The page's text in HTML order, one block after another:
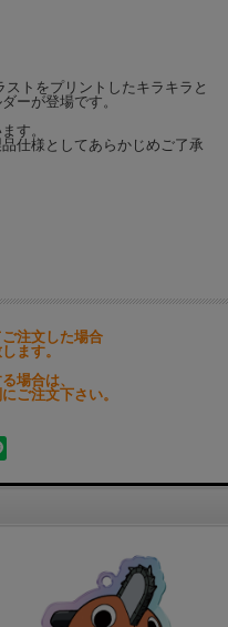
トをプリントしたキラキラと
ーが登場です。
す。
仕様としてあらかじめご了承
注文した場合
ます。
場合は、
ご注文下さい。